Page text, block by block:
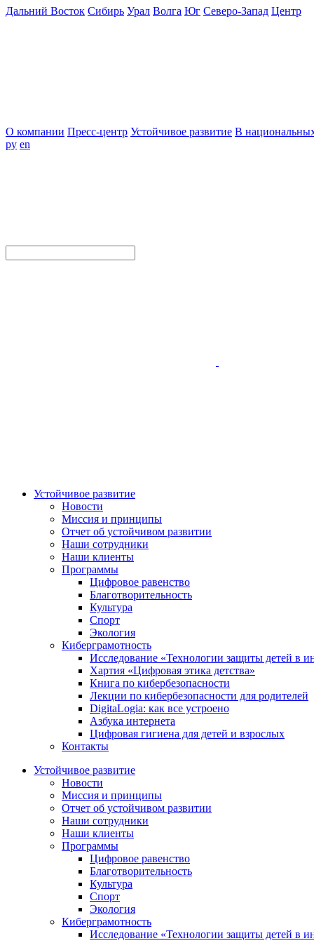
Дальний Восток Сибирь Урал Волга Юг Северо-Запад Центр
О компании Пресс-центр Устойчивое развитие В
ру en
Устойчивое развитие
Новости
Миссия и принципы
Отчет об устойчивом развитии
Наши сотрудники
Наши клиенты
Программы
Цифровое равенство
Благотворительность
Культура
Спорт
Экология
Киберграмотность
Исследование «Технологии защиты детей в
Хартия «Цифровая этика детства»
Книга по кибербезопасности
Лекции по кибербезопасности для родителей
DigitaLogia: как все устроено
Азбука интернета
Цифровая гигиена для детей и взрослых
Контакты
Устойчивое развитие
Новости
Миссия и принципы
Отчет об устойчивом развитии
Наши сотрудники
Наши клиенты
Программы
Цифровое равенство
Благотворительность
Культура
Спорт
Экология
Киберграмотность
Исследование «Технологии защиты детей в